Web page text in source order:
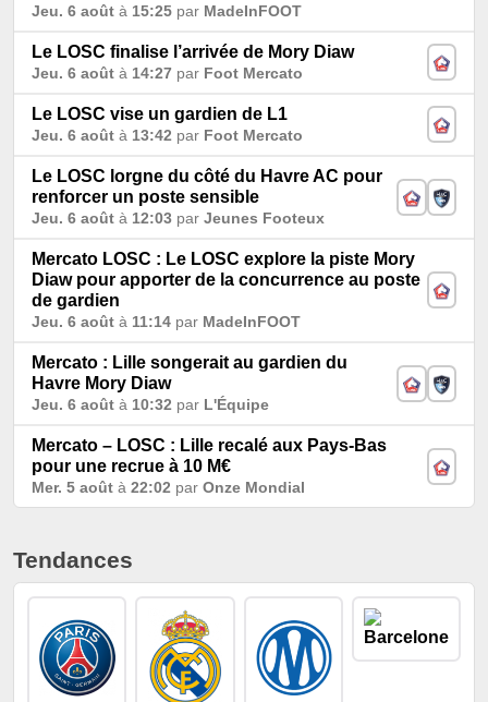
Jeu. 6 août à 15:25 par MadeInFOOT
Le LOSC finalise l’arrivée de Mory Diaw
Jeu. 6 août à 14:27 par Foot Mercato
Le LOSC vise un gardien de L1
Jeu. 6 août à 13:42 par Foot Mercato
Le LOSC lorgne du côté du Havre AC pour
renforcer un poste sensible
Jeu. 6 août à 12:03 par Jeunes Footeux
Mercato LOSC : Le LOSC explore la piste Mory
Diaw pour apporter de la concurrence au poste
de gardien
Jeu. 6 août à 11:14 par MadeInFOOT
Mercato : Lille songerait au gardien du
Havre Mory Diaw
Jeu. 6 août à 10:32 par L'Équipe
Mercato – LOSC : Lille recalé aux Pays-Bas
pour une recrue à 10 M€
Mer. 5 août à 22:02 par Onze Mondial
Tendances